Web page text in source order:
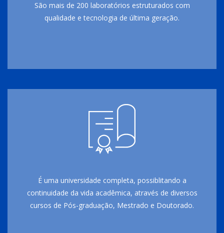
São mais de 200 laboratórios estruturados com
qualidade e tecnologia de última geração.
É uma universidade completa, possiblitando a
continuidade da vida acadêmica, através de diversos
cursos de Pós-graduação, Mestrado e Doutorado.